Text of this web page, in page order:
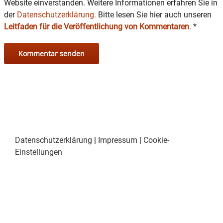
15.15 – 17 Uhr Migrationsberatung– Müjgan Celebi
(AWO) –Anmeldung erforderlich unter 08031-
DONNERSTAG 3. August
Website einverstanden. Weitere Informationen erfahren Sie in
der Datenschutzerklärung. Bitte lesen Sie hier auch unseren
Leitfaden für die Veröffentlichung von Kommentaren. *
Datenschutzerklärung | Impressum | Cookie-
Einstellungen